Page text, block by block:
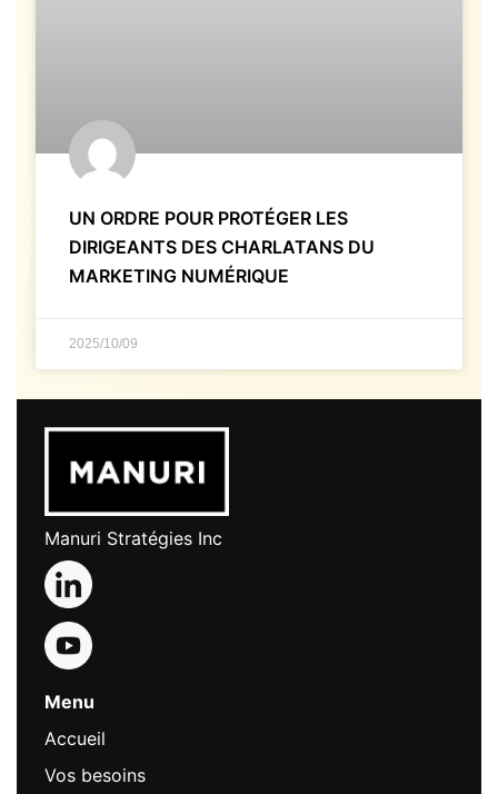
UN ORDRE POUR PROTÉGER LES
DIRIGEANTS DES CHARLATANS DU
MARKETING NUMÉRIQUE
2025/10/09
Manuri Stratégies Inc
Menu
Accueil
Vos besoins